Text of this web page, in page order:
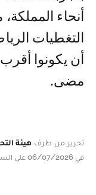
أنحاء
التغطيات
أن يكونوا
مضى.
تحرير من طرف هيئة
في 06/07/2026 على الساعة 19:23